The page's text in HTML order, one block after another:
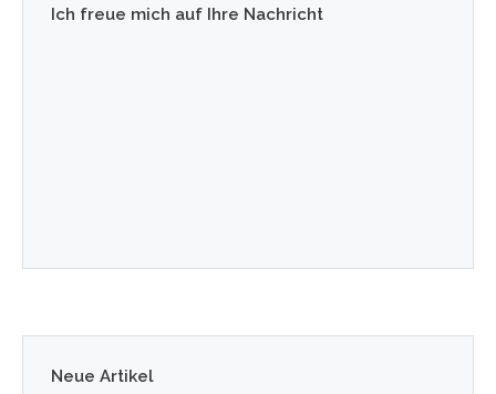
Ich freue mich auf Ihre Nachricht
Neue Artikel